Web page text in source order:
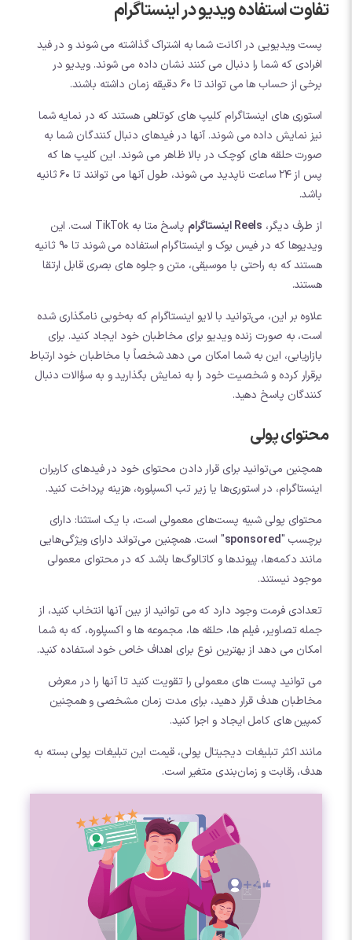
تفاوت استفاده ویدیو در اینستاگرام
پست ویدیویی در اکانت شما به اشتراک گذاشته می شوند و در فید
افرادی که شما را دنبال می کنند نشان داده می شوند. ویدیو در
برخی از حساب ها می تواند تا 60 دقیقه زمان داشته باشند.
استوری های اینستاگرام کلیپ های کوتاهی هستند که در نمایه شما
نیز نمایش داده می شوند. آنها در فیدهای دنبال کنندگان شما به
صورت حلقه های کوچک در بالا ظاهر می شوند. این کلیپ ها که
پس از 24 ساعت ناپدید می شوند، طول آنها می توانند تا 60 ثانیه
باشد.
از طرف دیگر، Reels اینستاگرام
پاسخ متا به TikTok است. این
ویدیوها که در فیس بوک و اینستاگرام استفاده می شوند تا 90 ثانیه
هستند که به راحتی با موسیقی، متن و جلوه های بصری قابل ارتقا
هستند.
علاوه بر این، می‌توانید با لایو اینستاگرام که به‌خوبی نامگذاری شده
است، به صورت زنده ویدیو برای مخاطبان خود ایجاد کنید. برای
بازاریابی، این به شما امکان می دهد شخصاً با مخاطبان خود ارتباط
برقرار کرده و شخصیت خود را به نمایش بگذارید و به سؤالات دنبال
کنندگان پاسخ دهید.
محتوای پولی
همچنین می‌توانید برای قرار دادن محتوای خود در فیدهای کاربران
اینستاگرام، در استوری‌ها یا زیر تب اکسپلوره، هزینه پرداخت کنید.
محتوای پولی شبیه پست‌های معمولی است، با یک استثنا: دارای
برچسب "sponsored" است. همچنین می‌تواند دارای ویژگی‌هایی
مانند دکمه‌ها، پیوندها و کاتالوگ‌ها باشد که در محتوای معمولی
موجود نیستند.
تعدادی فرمت وجود دارد که می توانید از بین آنها انتخاب کنید، از
جمله تصاویر، فیلم ها، حلقه ها، مجموعه ها و اکسپلوره، که به شما
امکان می دهد از بهترین نوع برای اهداف خاص خود استفاده کنید.
می توانید پست های معمولی را تقویت کنید تا آنها را در معرض
مخاطبان هدف قرار دهید، برای مدت زمان مشخصی و همچنین
کمپین های کامل ایجاد و اجرا کنید.
مانند اکثر تبلیغات دیجیتال پولی، قیمت این تبلیغات پولی بسته به
هدف، رقابت و زمان‌بندی متغیر است.